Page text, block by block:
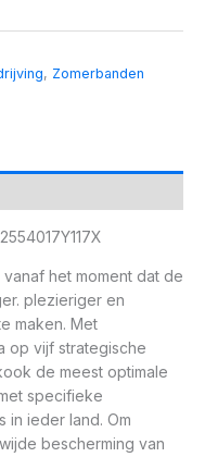
, Zomerbanden
het moment dat de
plezieriger en
maken. Met
op vijf strategische
de meest optimale
specifieke
in ieder land. Om
bescherming van